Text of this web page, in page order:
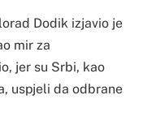
Dodik izjavio je
mir za
jer su Srbi, kao
uspjeli da odbrane